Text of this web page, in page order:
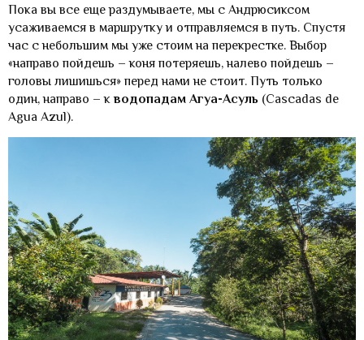
Пока вы все еще раздумываете, мы с Андрюсиксом
усаживаемся в маршрутку и отправляемся в путь. Спустя
час с небольшим мы уже стоим на перекрестке. Выбор
«направо пойдешь – коня потеряешь, налево пойдешь –
головы лишишься» перед нами не стоит. Путь только
один, направо – кводопадам Агуа-Асуль (Cascadas de
Agua Azul).